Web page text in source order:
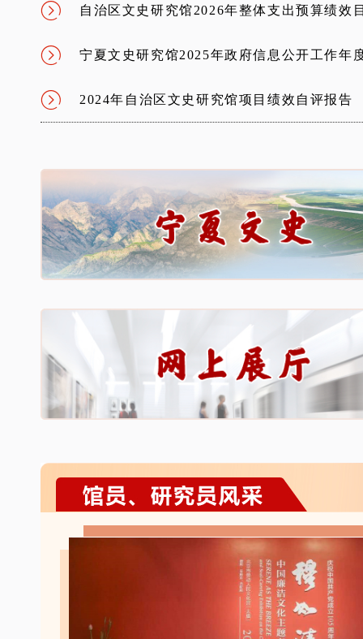
自治区文史研究馆2026年整体支出预算绩效
宁夏文史研究馆2025年政府信息公开工作年
2024年自治区文史研究馆项目绩效自评报告